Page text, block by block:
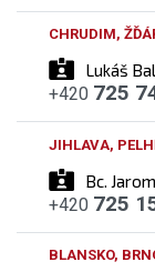
Lukáš
CHRUDIM,
+420 725
Bc.
JIHLAVA,
+420 725
BLANSKO,